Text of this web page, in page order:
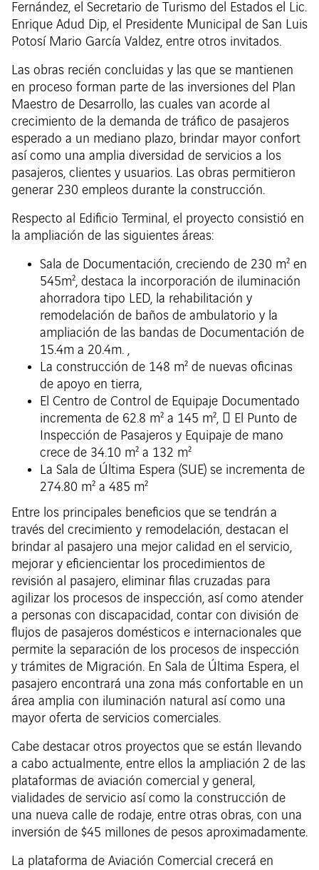
Fernández, el Secretario de Turismo del Estados el Lic.
Enrique Adud Dip, el Presidente Municipal de San Luis
Potosí Mario García Valdez, entre otros invitados.
Las obras recién concluidas y las que se mantienen
en proceso forman parte de las inversiones del Plan
Maestro de Desarrollo, las cuales van acorde al
crecimiento de la demanda de tráfico de pasajeros
esperado a un mediano plazo, brindar mayor confort
así como una amplia diversidad de servicios a los
pasajeros, clientes y usuarios. Las obras permitieron
generar 230 empleos durante la construcción.
Respecto al Edificio Terminal, el proyecto consistió en
la ampliación de las siguientes áreas:
Sala de Documentación, creciendo de 230 m² en
545m², destaca la incorporación de iluminación
ahorradora tipo LED, la rehabilitación y
remodelación de baños de ambulatorio y la
ampliación de las bandas de Documentación de
15.4m a 20.4m. ,
La construcción de 148 m² de nuevas oficinas
de apoyo en tierra,
El Centro de Control de Equipaje Documentado
incrementa de 62.8 m² a 145 m²,  El Punto de
Inspección de Pasajeros y Equipaje de mano
crece de 34.10 m² a 132 m²
La Sala de Última Espera (SUE) se incrementa de
274.80 m² a 485 m²
Entre los principales beneficios que se tendrán a
través del crecimiento y remodelación, destacan el
brindar al pasajero una mejor calidad en el servicio,
mejorar y eficiencientar los procedimientos de
revisión al pasajero, eliminar filas cruzadas para
agilizar los procesos de inspección, así como atender
a personas con discapacidad, contar con división de
flujos de pasajeros domésticos e internacionales que
permite la separación de los procesos de inspección
y trámites de Migración. En Sala de Última Espera, el
pasajero encontrará una zona más confortable en un
área amplia con iluminación natural así como una
mayor oferta de servicios comerciales.
Cabe destacar otros proyectos que se están llevando
a cabo actualmente, entre ellos la ampliación 2 de las
plataformas de aviación comercial y general,
vialidades de servicio así como la construcción de
una nueva calle de rodaje, entre otras obras, con una
inversión de $45 millones de pesos aproximadamente.
La plataforma de Aviación Comercial crecerá en